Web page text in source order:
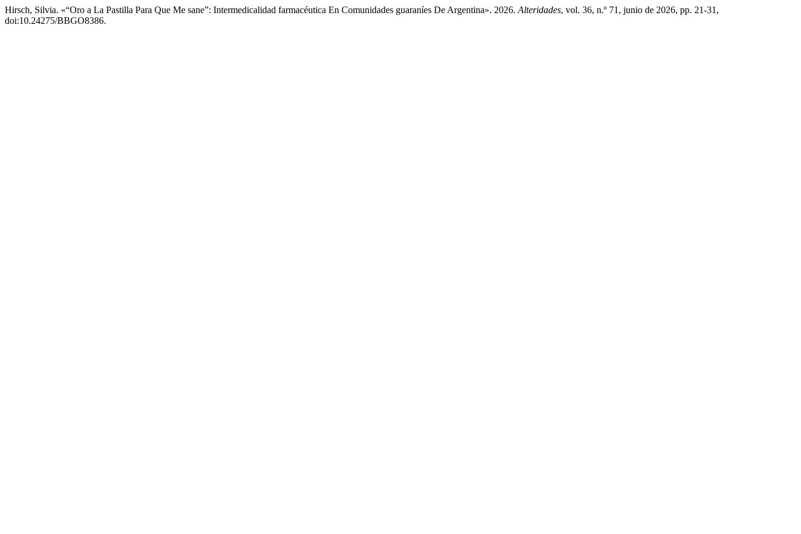
Hirsch, Silvia. «“Oro a La Pastilla Para Que Me sane”: Intermedicalidad farmacéutica En Comunidades guaraníes De Argentina». 2026. Alteridades, vol. 36, n.º 71, junio de 2026, pp. 21-31,
doi:10.24275/BBGO8386.